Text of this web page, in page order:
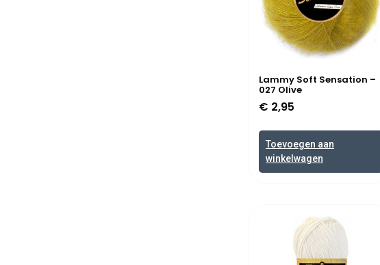
Lammy Soft Sensation –
027 Olive
€ 2,95
Toevoegen aan
winkelwagen